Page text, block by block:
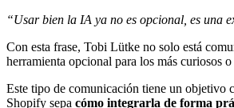
“Usar bien la IA ya no es opcional, es una
Con esta frase, Tobi Lütke no solo está
herramienta opcional para los más curiosos
Este tipo de comunicación tiene un objetivo
Shopify sepa cómo integrarla de forma